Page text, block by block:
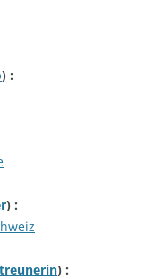
) :
) :
) :